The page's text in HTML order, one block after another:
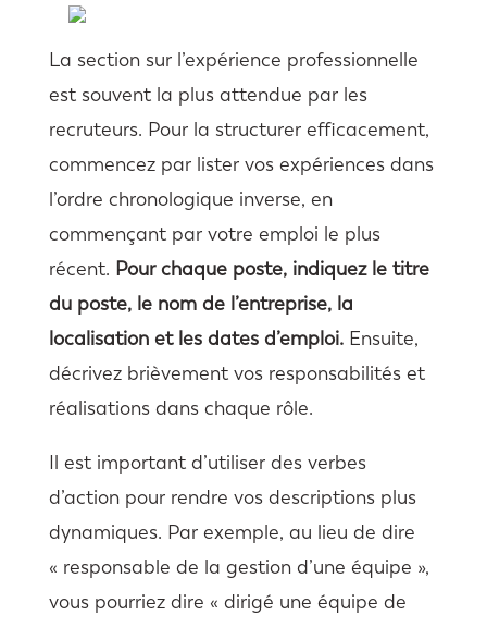
La section sur l’expérience professionnelle
est souvent la plus attendue par les
recruteurs. Pour la structurer efficacement,
commencez par lister vos expériences dans
l’ordre chronologique inverse, en
commençant par votre emploi le plus
récent. Pour chaque poste, indiquez le titre
du poste, le nom de l’entreprise, la
localisation et les dates d’emploi.Ensuite,
décrivez brièvement vos responsabilités et
réalisations dans chaque rôle.
Il est important d’utiliser des verbes
d’action pour rendre vos descriptions plus
dynamiques. Par exemple, au lieu de dire
« responsable de la gestion d’une équipe »,
vous pourriez dire « dirigé une équipe de